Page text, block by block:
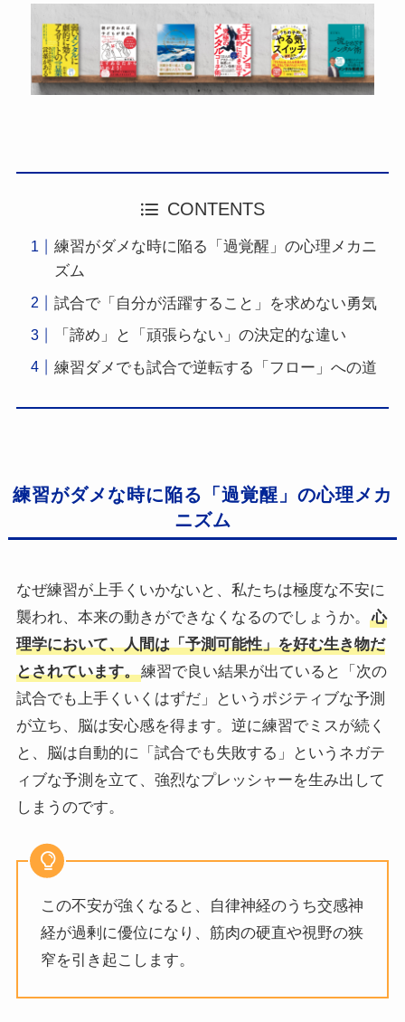
CONTENTS
練習がダメな時に陥る「過覚醒」の心理メカニ
ズム
試合で「自分が活躍すること」を求めない勇気
「諦め」と「頑張らない」の決定的な違い
練習ダメでも試合で逆転する「フロー」への道
練習がダメな時に陥る「過覚醒」の心理メカ
ニズム
なぜ練習が上手くいかないと、私たちは極度な不安に
襲われ、本来の動きができなくなるのでしょうか。
心
理学において、人間は「予測可能性」を好む生き物だ
とされています。練習で良い結果が出ていると「次の
試合でも上手くいくはずだ」というポジティブな予測
が立ち、脳は安心感を得ます。逆に練習でミスが続く
と、脳は自動的に「試合でも失敗する」というネガテ
ィブな予測を立て、強烈なプレッシャーを生み出して
しまうのです。
この不安が強くなると、自律神経のうち交感神
経が過剰に優位になり、筋肉の硬直や視野の狭
窄を引き起こします。